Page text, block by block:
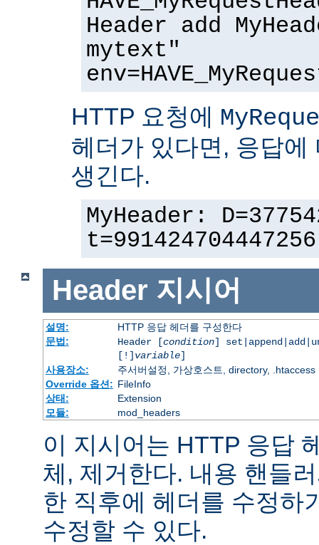
Header add
mytext"
HTTP 요청에
헤더가 있다면, 응답에
생긴다.
MyHeader:
Header 지시어
설명:
HTTP 응답 헤더를 구성한다
문법:
Header [condition]
[!] variable]
사용장소:
주서버설정, 가상호스트, directory, .htaccess
Override 옵션: FileInfo
상태:
Extension
모듈:
mod_headers
이 지시어는 HTTP 응답
체, 제거한다. 내용 핸들
한 직후에 헤더를 수정하
수정할 수 있다.